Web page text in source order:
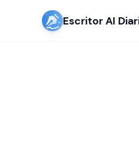
Escritor AI